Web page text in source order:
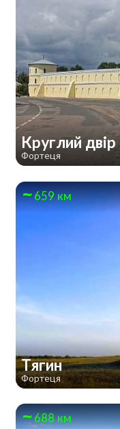
Круглий двір
Фортеця
659 км
Тягин
Фортеця
688 км